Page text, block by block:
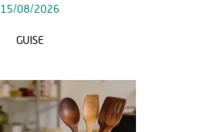
15/08/2026
GUISE